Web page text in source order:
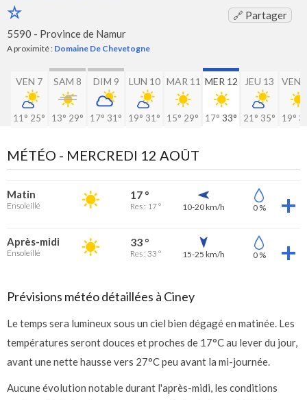
🔗 Partager
5590 - Province de Namur
A proximité : Domaine De Chevetogne
VEN 7
11° 25°
SAM 8
13° 29°
DIM 9
17° 31°
LUN 10
19° 31°
MAR 11
15° 29°
MER 12
17° 33°
JEU 13
21° 35°
VEN
19°
MÉTÉO - MERCREDI 12 AOÛT
Matin
Ensoleillé
17 °
Res : 17 ° 10-20 km/h 0 %
Après-midi
Ensoleillé
33 °
Res : 33 ° 15-25 km/h 0 %
Prévisions météo détaillées à Ciney
Le temps sera lumineux sous un ciel bien dégagé en matinée. Les
températures seront douces et proches de 17°C au lever du jour,
avant une nette hausse vers 27°C peu avant la mi-journée.
Aucune évolution notable durant l'après-midi, les conditions